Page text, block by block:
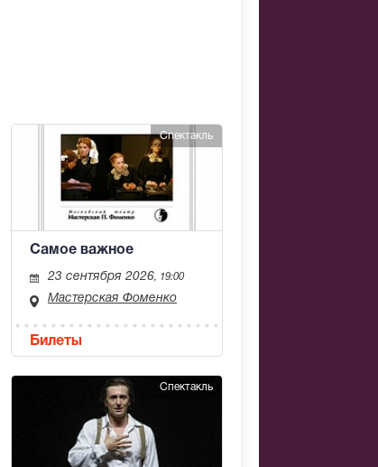
Спектакль
Самое важное
23 сентября 2026, 19:00
Мастерская Фоменко
Билеты
Спектакль